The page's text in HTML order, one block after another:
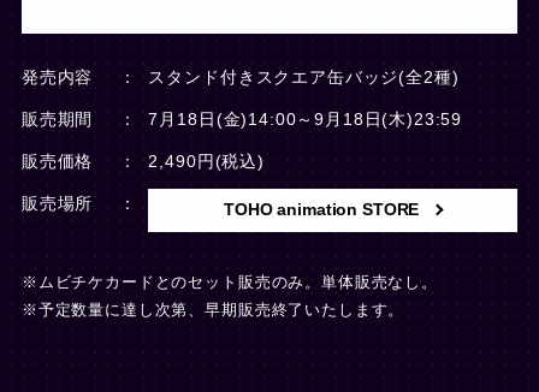
発売内容 スタンド付きスクエア缶バッジ(全2種)
販売期間 7月18日(金)14:00～9月18日(木)23:59
販売価格 2,490円(税込)
販売場所 TOHO animation STORE
※ムビチケカードとのセット販売のみ。単体販売なし。
※予定数量に達し次第、早期販売終了いたします。